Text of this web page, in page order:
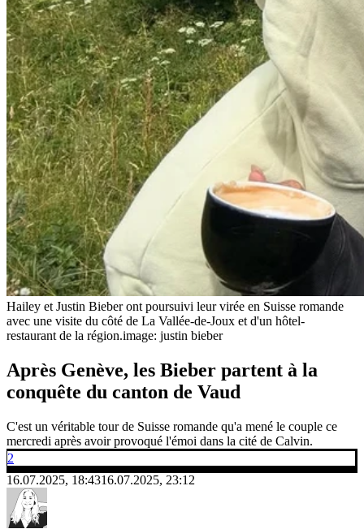
Hailey et Justin Bieber ont poursuivi leur virée en Suisse romande
avec une visite du côté de La Vallée-de-Joux et d'un hôtel-
restaurant de la région.image: justin bieber
Après Genève, les Bieber partent à la
conquête du canton de Vaud
C'est un véritable tour de Suisse romande qu'a mené le couple ce
mercredi après avoir provoqué l'émoi dans la cité de Calvin.
2
16.07.2025, 18:4316.07.2025, 23:12